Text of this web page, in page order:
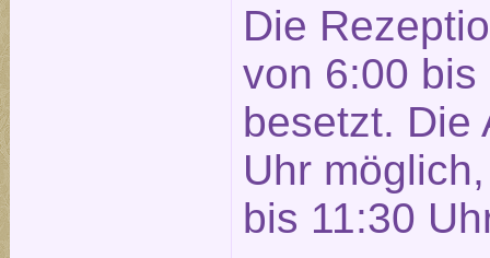
Die
von 6:00
besetzt. Die
Uhr
bis 11:30